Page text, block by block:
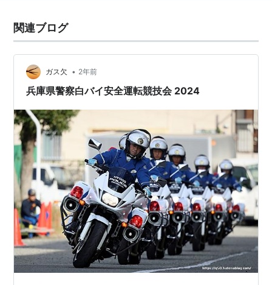
関連ブログ
ガス欠 • 2年前
兵庫県警察白バイ安全運転競技会 2024